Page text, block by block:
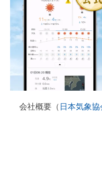
会社概要（ 日本気象協